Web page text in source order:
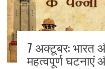
7 अक्टूबर: भारत
महत्वपूर्ण घटनाएं